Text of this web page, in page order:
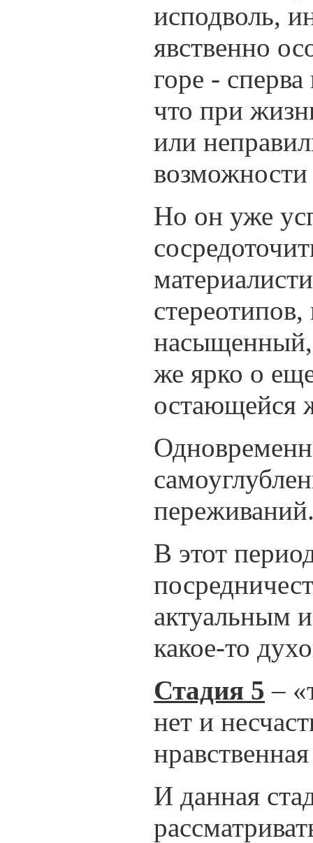
исподволь,
явственно
горе -
что при
или
Но он уже
насыщенный,
же ярко о
остающейся
В этот
актуальным
какое-то
Стадия 5 –
нет и
И данная